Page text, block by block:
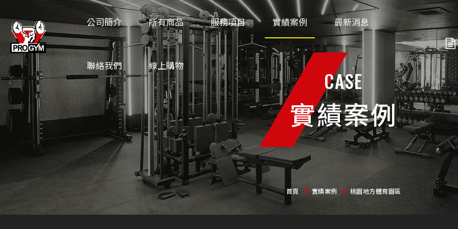
公司簡介 所有商品 服務項目 實績案例 最新消息
聯絡我們 線上購物
CASE
實績案例
首頁 實績案例 桃園地方體育園區